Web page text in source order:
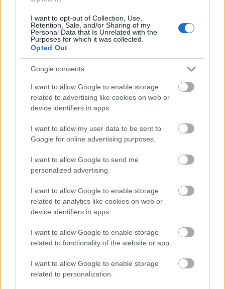
I want to opt-out of Collection, Use,
Retention, Sale, and/or Sharing of my
Personal Data that Is Unrelated with the
Purposes for which it was collected.
Opted Out
Google consents
I want to allow Google to enable storage
related to advertising like cookies on web or
device identifiers in apps.
I want to allow my user data to be sent to
Google for online advertising purposes.
I want to allow Google to send me
personalized advertising.
I want to allow Google to enable storage
related to analytics like cookies on web or
device identifiers in apps.
I want to allow Google to enable storage
related to functionality of the website or app.
I want to allow Google to enable storage
related to personalization.
To pomaže u održavanju stabilnog nivoa šećera u
krvi, što je ključno za gubitak težine.
Dodavanje cimeta u obroke može biti zabavan način
da pomognete u mršavljenju. Isprobajte ga u
zobenoj kaši ili u smoothiejima. Postoji mnogo
načina da ga uživate.
Cimet i zaštita od
neurodegenerativnih bolesti
Cimet je postao tema interesa zbog svojih svojstava
zaštite mozga. Istraživanja pokazuju da spojevi
cimeta mogu zaštititi moždane ćelije od oštećenja.
Ovo je dobra vijest za borbu protiv bolesti poput
Alzheimerove i Parkinsonove bolesti.
Studije na životinjama pokazuju da cimet može
poboljšati motoričke sposobnosti i zdravlje mozga.
Zbog toga je cimet ukusan način za podršku mozgu,
što je važno kako starimo.